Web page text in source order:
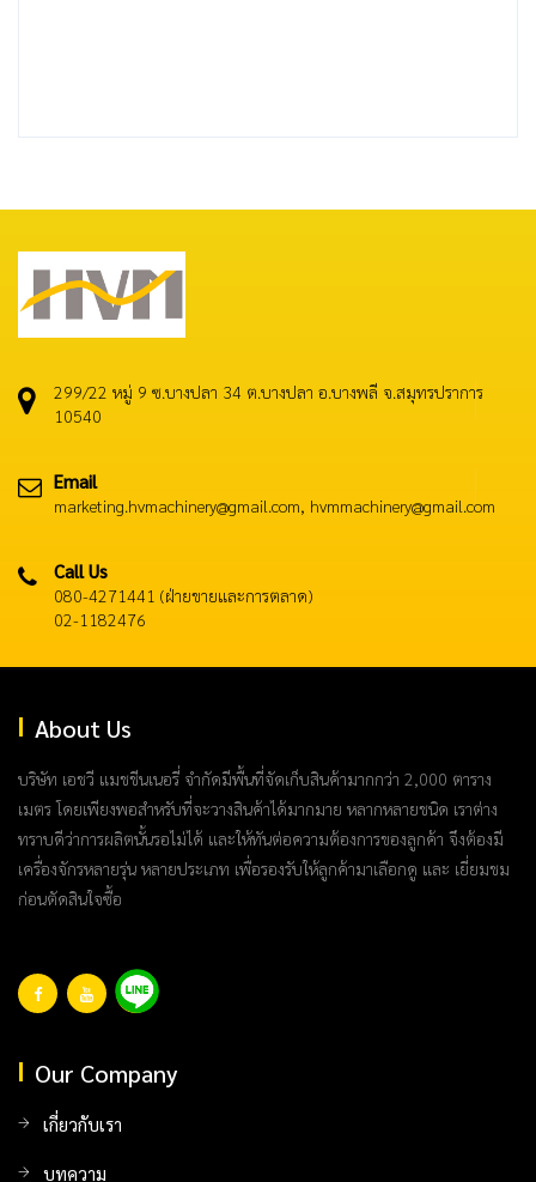
299/22 หมู่ 9 ซ.บางปลา 34 ต.บางปลา อ.บางพลี จ.สมุทรปราการ
10540
Email
marketing.hvmachinery@gmail.com, hvmmachinery@gmail.com
Call Us
080-4271441 (ฝ่ายขายและการตลาด)
02-1182476
About Us
บริษัท เอชวี แมชชีนเนอรี่ จำกัดมีพื้นที่จัดเก็บสินค้ามากกว่า 2,000 ตาราง
เมตร โดยเพียงพอสำหรับที่จะวางสินค้าได้มากมาย หลากหลายชนิด เราต่าง
ทราบดีว่าการผลิตนั้นรอไม่ได้ และให้ทันต่อความต้องการของลูกค้า จึงต้องมี
เครื่องจักรหลายรุ่น หลายประเภท เพื่อรองรับให้ลูกค้ามาเลือกดู และ เยี่ยมชม
ก่อนตัดสินใจซื้อ
Our Company
เกี่ยวกับเรา
บทความ